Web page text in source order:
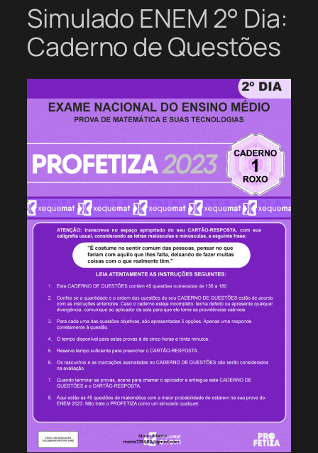
Simulado ENEM 2° Dia:
Caderno de Questões